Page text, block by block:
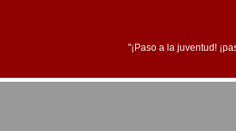
"¡Paso a la juventud!